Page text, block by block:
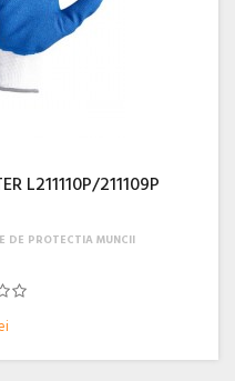
L211110P/211109P
DE PROTECTIA MUNCII